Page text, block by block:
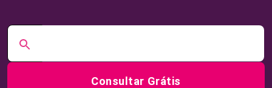
Consultar Grátis